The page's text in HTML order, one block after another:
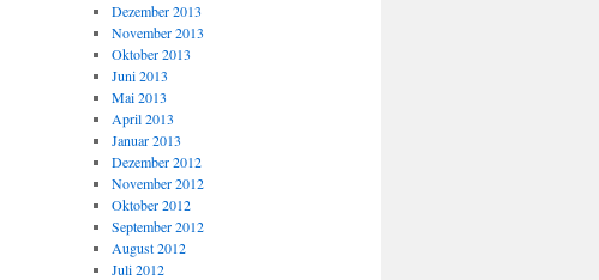
Dezember 2013
November 2013
Oktober 2013
Juni 2013
Mai 2013
April 2013
Januar 2013
Dezember 2012
November 2012
Oktober 2012
September 2012
August 2012
Juli 2012